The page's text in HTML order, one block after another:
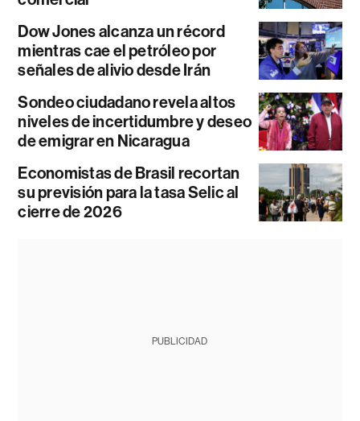
Dow Jones alcanza un récord
mientras cae el petróleo por
señales de alivio desde Irán
Sondeo ciudadano revela altos
niveles de incertidumbre y deseo
de emigrar en Nicaragua
Economistas de Brasil recortan
su previsión para la tasa Selic al
cierre de 2026
PUBLICIDAD